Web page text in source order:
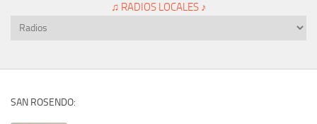
♫ RADIOS LOCALES ♪
SAN ROSENDO: